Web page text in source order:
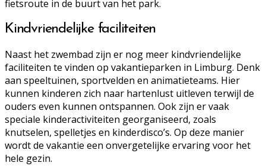
fietsroute in de buurt van het park.
Kindvriendelijke faciliteiten
Naast het zwembad zijn er nog meer kindvriendelijke
faciliteiten te vinden op vakantieparken in Limburg. Denk
aan speeltuinen, sportvelden en animatieteams. Hier
kunnen kinderen zich naar hartenlust uitleven terwijl de
ouders even kunnen ontspannen. Ook zijn er vaak
speciale kinderactiviteiten georganiseerd, zoals
knutselen, spelletjes en kinderdisco’s. Op deze manier
wordt de vakantie een onvergetelijke ervaring voor het
hele gezin.